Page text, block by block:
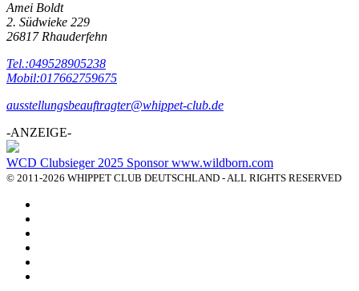
Amei Boldt
2. Südwieke 229
26817 Rhauderfehn
Tel.:049528905238
Mobil:017662759675
ausstellungsbeauftragter@whippet-club.de
-ANZEIGE-
WCD Clubsieger 2025 Sponsor www.wildborn.com
© 2011-2026 WHIPPET CLUB DEUTSCHLAND - ALL RIGHTS RESERVED